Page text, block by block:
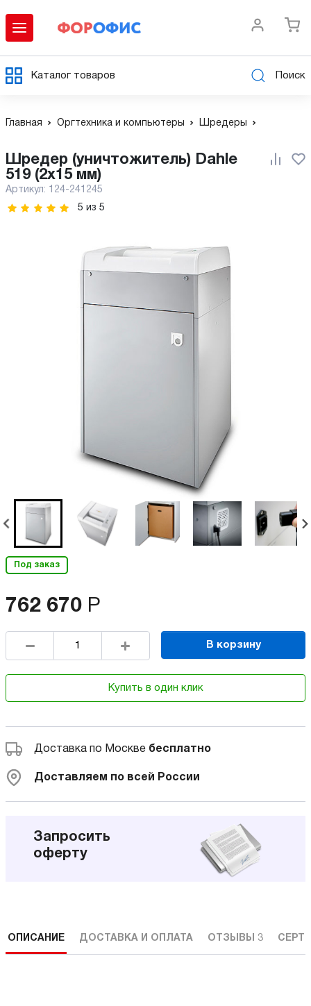
Каталог товаров Поиск
Главная Оргтехника и компьютеры Шредеры
Шредер (уничтожитель) Dahle
519 (2х15 мм)
Артикул: 124-241245
5 из 5
Под заказ
762 670 Р
В корзину
Купить в один клик
Доставка по Москве бесплатно
Доставляем по всей России
Запросить
оферту
ОПИСАНИЕ ДОСТАВКА И ОПЛАТА ОТЗЫВЫ 3